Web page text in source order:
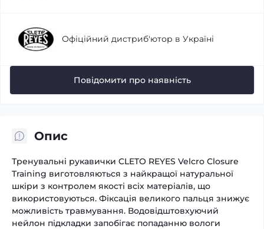
Офіційний дистриб'ютор в Україні
Повідомити про наявність
Опис
Тренувальні рукавички CLETO REYES Velcro Closure
Training виготовляються з найкращої натуральної
шкіри з контролем якості всіх матеріалів, що
використовуються. Фіксація великого пальця знижує
можливість травмування. Водовідштовхуючий
нейлон підкладки запобігає попаданню вологи